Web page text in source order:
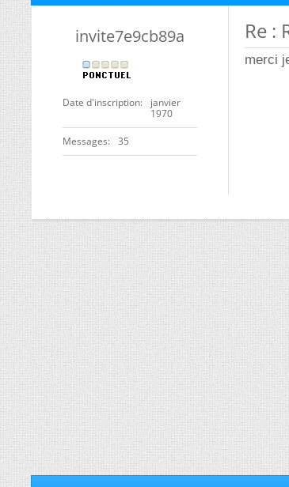
invite7e9cb89a
Date d'inscription
janvier
1970
Messages 35
Re :
merci